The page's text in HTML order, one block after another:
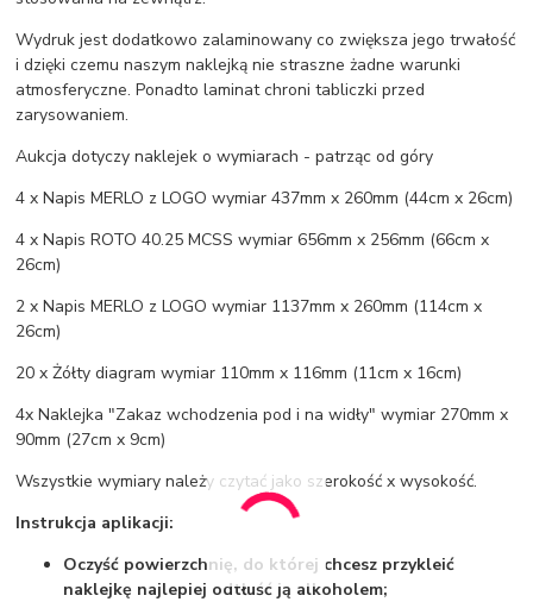
Wydruk jest dodatkowo zalaminowany co zwiększa jego trwałość
i dzięki czemu naszym naklejką nie straszne żadne warunki
atmosferyczne. Ponadto laminat chroni tabliczki przed
zarysowaniem.
Aukcja dotyczy naklejek o wymiarach - patrząc od góry
4 x Napis MERLO z LOGO wymiar 437mm x 260mm (44cm x 26cm)
4 x Napis ROTO 40.25 MCSS wymiar 656mm x 256mm (66cm x
26cm)
2 x Napis MERLO z LOGO wymiar 1137mm x 260mm (114cm x
26cm)
20 x Żółty diagram wymiar 110mm x 116mm (11cm x 16cm)
4x Naklejka "Zakaz wchodzenia pod i na widły" wymiar 270mm x
90mm (27cm x 9cm)
Wszystkie wymiary należy czytać jako szerokość x wysokość.
Instrukcja aplikacji:
Oczyść powierzchnię, do której chcesz przykleić
naklejkę najlepiej odtłuść ją alkoholem;